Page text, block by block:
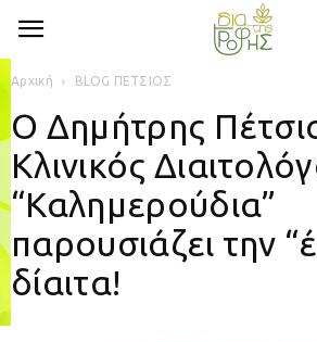
Αρχική BLOG ΠΕΤΣΙΟΣ
Ο Δημήτρης
Κλινικός
“Καλημερούδια”
παρουσιάζει την
δίαιτα!